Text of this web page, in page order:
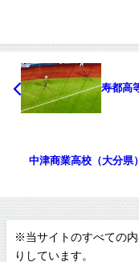
寿都高
中津商業高校（大分県
※当サイトのすべての
りしています。